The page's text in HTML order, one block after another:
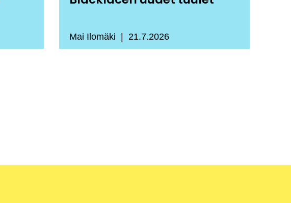
Mai Ilomäki 21.7.2026